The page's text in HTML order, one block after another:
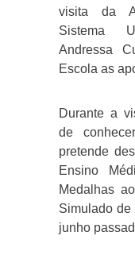
visita da
Sistema
Andressa
Escola as
Durante a
de
pretende
Ensino
Medalhas
Simulado de
junho